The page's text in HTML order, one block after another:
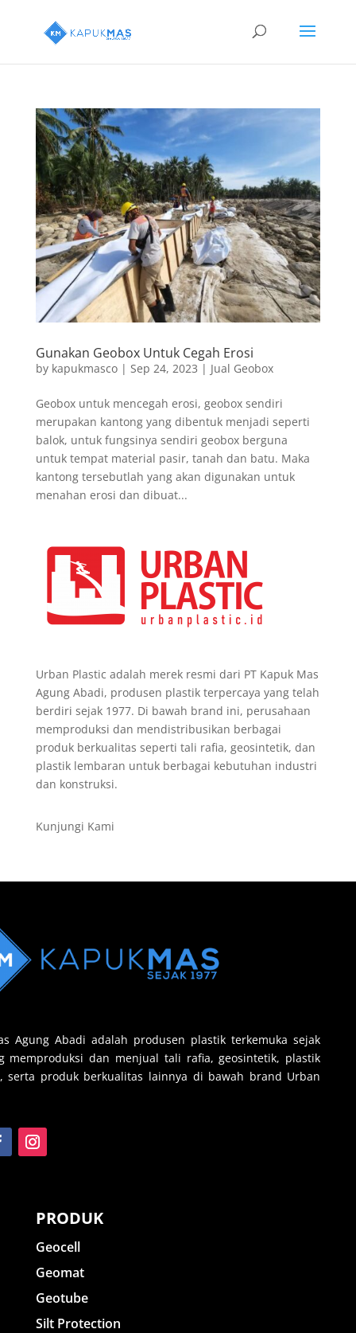
Gunakan Geobox Untuk Cegah Erosi
by kapukmasco| Sep 24, 2023 | Jual Geobox
Geobox untuk mencegah erosi, geobox sendiri
merupakan kantong yang dibentuk menjadi seperti
balok, untuk fungsinya sendiri geobox berguna
untuk tempat material pasir, tanah dan batu. Maka
kantong tersebutlah yang akan digunakan untuk
menahan erosi dan dibuat...
Urban Plastic adalah merek resmi dari PT Kapuk Mas
Agung Abadi, produsen plastik terpercaya yang telah
berdiri sejak 1977. Di bawah brand ini, perusahaan
memproduksi dan mendistribusikan berbagai
produk berkualitas seperti tali rafia, geosintetik, dan
plastik lembaran untuk berbagai kebutuhan industri
dan konstruksi.
Kunjungi Kami
Agung Abadi adalah produsen plastik terkemuka sejak
memproduksi dan menjual tali rafia, geosintetik, plastik
serta produk berkualitas lainnya di bawah brand Urban
PRODUK
Geocell
Geomat
Geotube
Silt Protection